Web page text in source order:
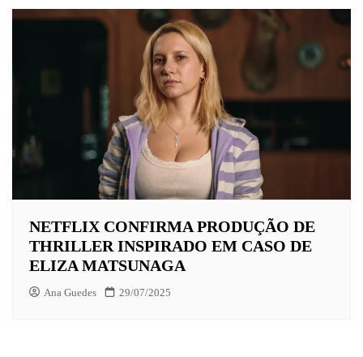
NETFLIX CONFIRMA PRODUÇÃO DE
THRILLER INSPIRADO EM CASO DE
ELIZA MATSUNAGA
Ana Guedes 29/07/2025